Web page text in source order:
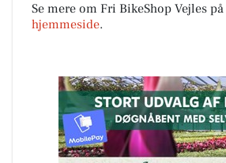
Se mere om Fri BikeShop Vejles
hjemmeside.